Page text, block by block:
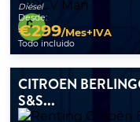
Diésel
Desde:
€299/Mes+IVA
Todo incluido
CITROEN
S&S...